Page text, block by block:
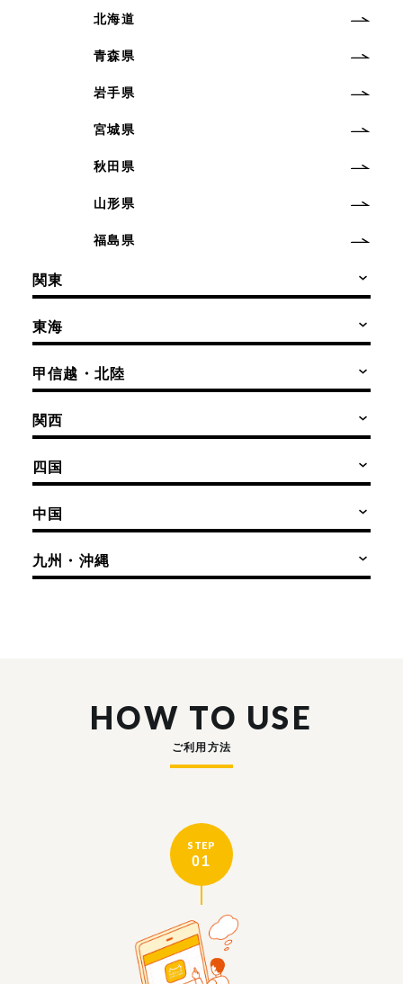
北海道
青森県
岩手県
宮城県
秋田県
山形県
福島県
関東
東海
甲信越・北陸
関西
四国
中国
九州・沖縄
HOW TO USE
ご利用方法
STEP
01